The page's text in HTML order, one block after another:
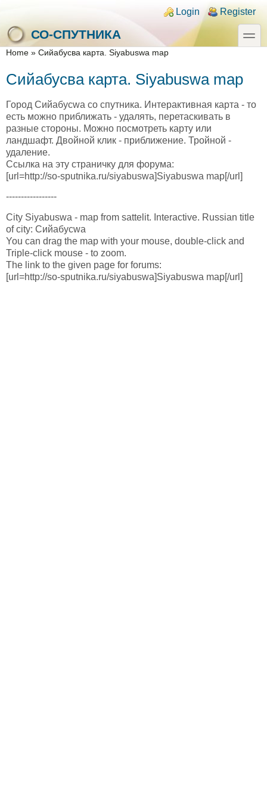
Login links
Login Register
СО-СПУТНИКА
toggle
You are here
Home » Сийабусва карта. Siyabuswa map
Сийабусва карта. Siyabuswa map
Город Сийабусwа со спутника. Интерактивная карта - то
есть можно приближать - удалять, перетаскивать в
разные стороны. Можно посмотреть карту или
ландшафт. Двойной клик - приближение. Тройной -
удаление.
Ссылка на эту страничку для форума:
[url=http://so-sputnika.ru/siyabuswa]Siyabuswa map[/url]
-----------------
City Siyabuswa - map from sattelit. Interactive. Russian title
of city: Сийабусwа
You can drag the map with your mouse, double-click and
Triple-click mouse - to zoom.
The link to the given page for forums:
[url=http://so-sputnika.ru/siyabuswa]Siyabuswa map[/url]